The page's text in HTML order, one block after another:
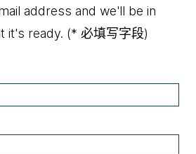
address and we'll be in
it's ready. (* 必填写字段)